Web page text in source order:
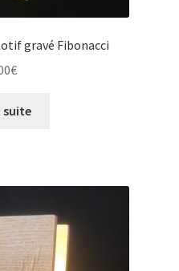
gravé Fibonacci
€
suite